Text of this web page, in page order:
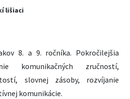
lišiaci
8. a 9. ročníka. Pokročilejšia
komunikačných zručností,
slovnej zásoby, rozvíjanie
komunikácie.